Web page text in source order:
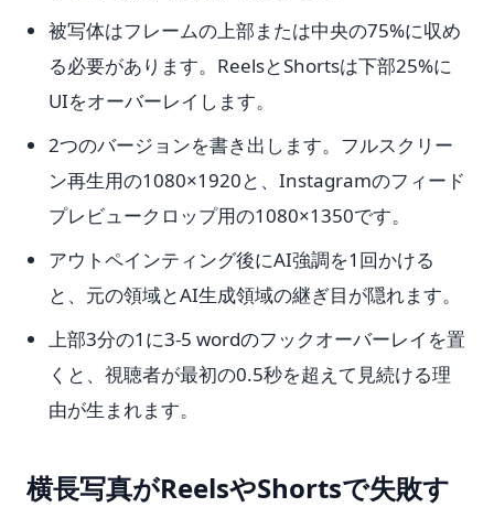
被写体はフレームの上部または中央の75%に収め
る必要があります。ReelsとShortsは下部25%に
UIをオーバーレイします。
2つのバージョンを書き出します。フルスクリー
ン再生用の1080×1920と、Instagramのフィード
プレビュークロップ用の1080×1350です。
アウトペインティング後にAI強調を1回かける
と、元の領域とAI生成領域の継ぎ目が隠れます。
上部3分の1に3-5 wordのフックオーバーレイを置
くと、視聴者が最初の0.5秒を超えて見続ける理
由が生まれます。
横長写真がReelsやShortsで失敗す